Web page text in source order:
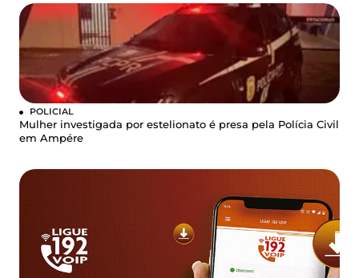
POLICIAL
Mulher investigada por estelionato é presa pela Polícia Civil
em Ampére